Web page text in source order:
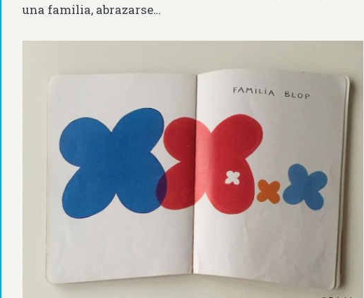
una familia, abrazarse…